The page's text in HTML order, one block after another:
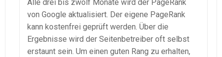
Alle drei bis zwölf Monate wird der PageRank
von Google aktualisiert. Der eigene PageRank
kann kostenfrei geprüft werden. Über die
Ergebnisse wird der Seitenbetreiber oft selbst
erstaunt sein. Um einen guten Rang zu erhalten,